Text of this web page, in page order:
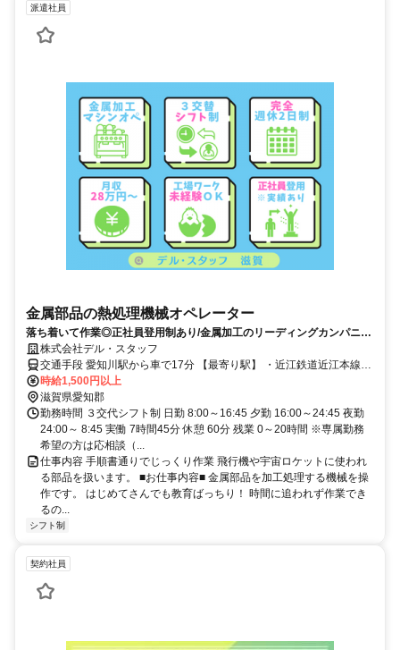
派遣社員
金属部品の熱処理機械オペレーター
落ち着いて作業◎正社員登用制あり/金属加工のリーディングカンパニー
でスキルアップ＆キャリアアップ目指そう！
株式会社デル・スタッフ
交通手段 愛知川駅から車で17分 【最寄り駅】 ・近江鉄道近江本線
「愛知川駅」
時給1,500円以上
滋賀県愛知郡
勤務時間 ３交代シフト制 日勤 8:00～16:45 夕勤 16:00～24:45 夜勤
24:00～ 8:45 実働 7時間45分 休憩 60分 残業 0～20時間 ※専属勤務
希望の方は応相談（...
仕事内容 手順書通りでじっくり作業 飛行機や宇宙ロケットに使われ
る部品を扱います。 ■お仕事内容■ 金属部品を加工処理する機械を操
作です。 はじめてさんでも教育ばっちり！ 時間に追われず作業でき
るの...
シフト制
契約社員